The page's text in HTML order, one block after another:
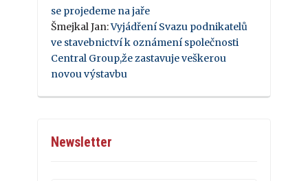
se projedeme na jaře
Šmejkal Jan:Vyjádření Svazu podnikatelů
ve stavebnictví k oznámení společnosti
Central Group,že zastavuje veškerou
novou výstavbu
Newsletter